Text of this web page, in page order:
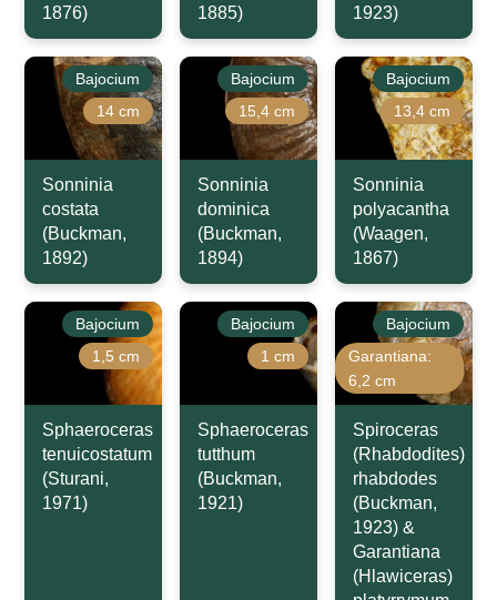
1876)
1885)
1923)
Bajocium
14 cm
Sonninia
costata
(Buckman,
1892)
Bajocium
15,4 cm
Sonninia
dominica
(Buckman,
1894)
Bajocium
13,4 cm
Sonninia
polyacantha
(Waagen,
1867)
Bajocium
1,5 cm
Sphaeroceras
tenuicostatum
(Sturani,
1971)
Bajocium
1 cm
Sphaeroceras
tutthum
(Buckman,
1921)
Bajocium
Garantiana:
6,2 cm
Spiroceras
(Rhabdodites)
rhabdodes
(Buckman,
1923) &
Garantiana
(Hlawiceras)